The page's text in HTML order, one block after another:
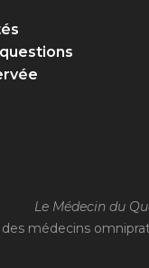
Le Médecin du
médecins